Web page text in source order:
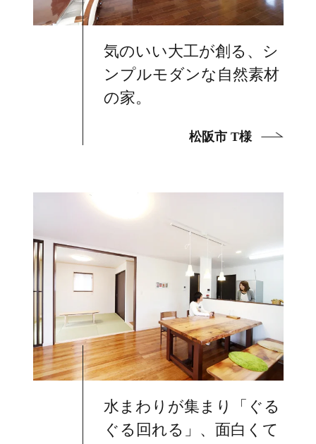
気のいい大工が創る、シ
ンプルモダンな自然素材
の家。
松阪市 T様
水まわりが集まり「ぐる
ぐる回れる」、面白くて